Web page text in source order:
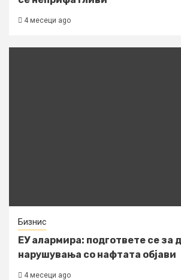
4 месеци ago
Бизнис
ЕУ алармира: подгответе се за
нарушувања со нафтата објави
4 месеци ago